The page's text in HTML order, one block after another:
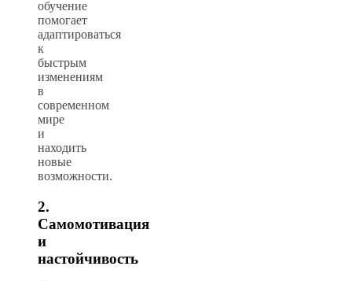
обучение
помогает
адаптироваться
к
быстрым
изменениям
в
современном
мире
и
находить
новые
возможности.
2.
Самомотивация
и
настойчивость